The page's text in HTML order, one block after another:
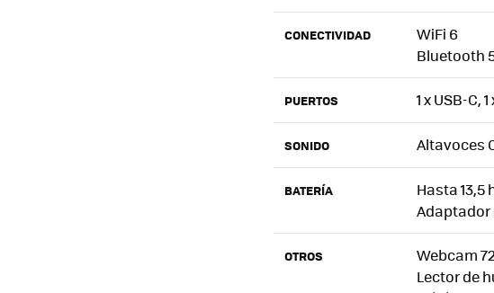
CONECTIVIDAD
WiFi 6
Bluetooth
PUERTOS 1 x USB-C,
SONIDO Altavoces
BATERÍA
Hasta
Adaptador
OTROS
Webcam
Lector de